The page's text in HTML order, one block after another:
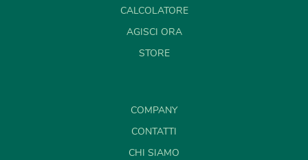
CALCOLATORE
AGISCI ORA
STORE
COMPANY
CONTATTI
CHI SIAMO